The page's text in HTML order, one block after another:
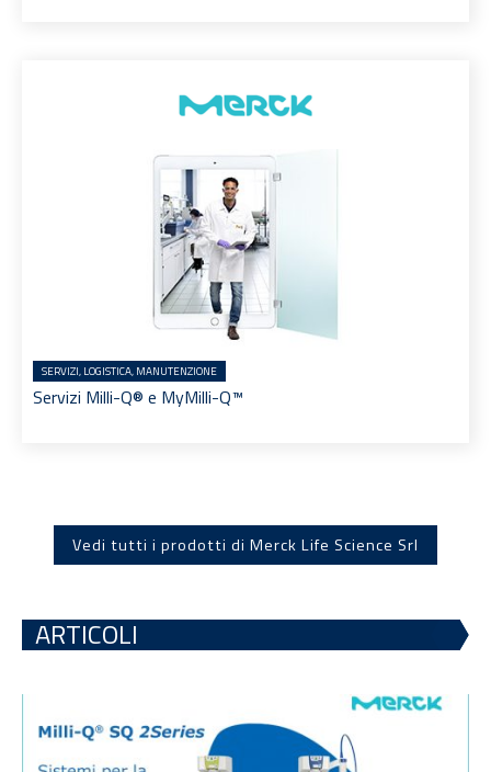
SERVIZI, LOGISTICA, MANUTENZIONE
Servizi Milli-Q® e MyMilli-Q™
Vedi tutti i prodotti di Merck Life Science Srl
ARTICOLI